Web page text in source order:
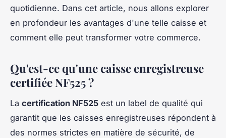
quotidienne. Dans cet article, nous allons explorer
en profondeur les avantages d'une telle caisse et
comment elle peut transformer votre commerce.
Qu'est-ce qu'une caisse enregistreuse
certifiée NF525 ?
La certification NF525 est un label de qualité qui
garantit que les caisses enregistreuses répondent à
des normes strictes en matière de sécurité, de